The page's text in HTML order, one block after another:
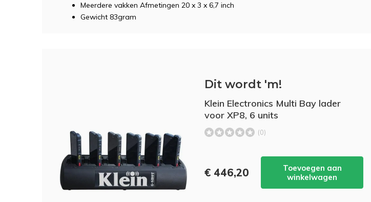
Meerdere vakken Afmetingen 20 x 3 x 6,7 inch
Gewicht 83gram
Dit wordt 'm!
Klein Electronics Multi Bay lader
voor XP8, 6 units
(0)
€ 446,20
Toevoegen aan
winkelwagen